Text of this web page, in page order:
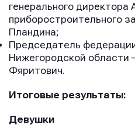
генерального директора
приборостроительного
Пландина;
Председатель
Нижегородской области
Фяритович.
Итоговые результаты:
Девушки
Имя
Имя